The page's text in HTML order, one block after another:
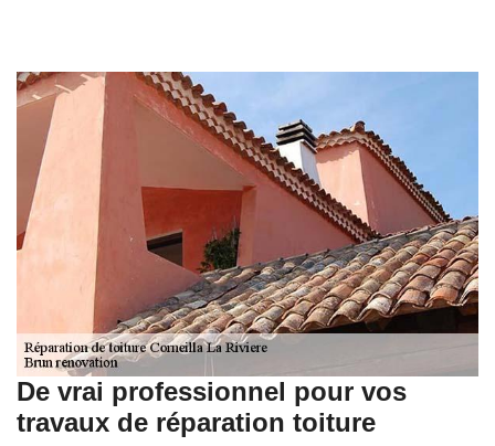
De vrai professionnel pour vos
travaux de réparation toiture